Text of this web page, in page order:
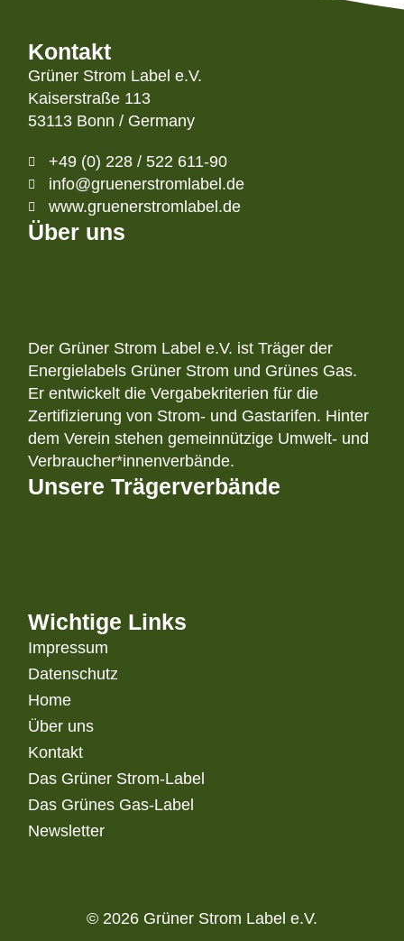
Kontakt
Grüner Strom Label e.V.
Kaiserstraße 113
53113 Bonn / Germany
+49 (0) 228 / 522 611-90
info@gruenerstromlabel.de
www.gruenerstromlabel.de
Über uns
Der Grüner Strom Label e.V. ist Träger der
Energielabels Grüner Strom und Grünes Gas.
Er entwickelt die Vergabekriterien für die
Zertifizierung von Strom- und Gastarifen. Hinter
dem Verein stehen gemeinnützige Umwelt- und
Verbraucher*innenverbände.
Unsere Trägerverbände
Wichtige Links
Impressum
Datenschutz
Home
Über uns
Kontakt
Das Grüner Strom-Label
Das Grünes Gas-Label
Newsletter
© 2026 Grüner Strom Label e.V.